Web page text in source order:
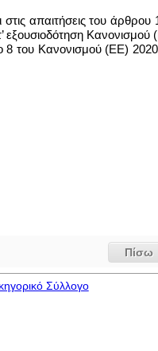
στις απαιτήσεις του
εξουσιοδότηση
του Κανονισμού (ΕΕ)
Πίσω
Σύλλογο